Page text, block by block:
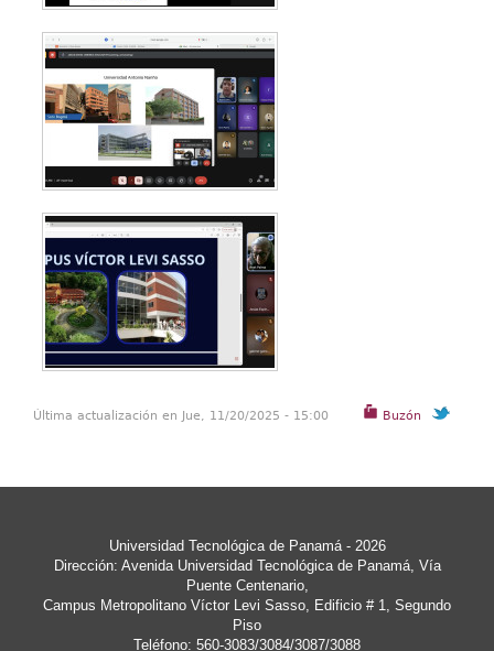
Buzón
Última actualización en Jue, 11/20/2025 - 15:00
Universidad Tecnológica de Panamá - 2026
Dirección: Avenida Universidad Tecnológica de Panamá, Vía
Puente Centenario,
Campus Metropolitano Víctor Levi Sasso, Edificio # 1, Segundo
Piso
Teléfono: 560-3083/3084/3087/3088